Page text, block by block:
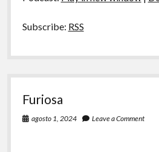
Subscribe: RSS
Furiosa
agosto 1, 2024 Leave a Comment